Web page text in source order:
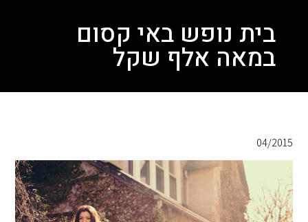
בית נופש באי קסום
במאה אלף שקל
04/2015